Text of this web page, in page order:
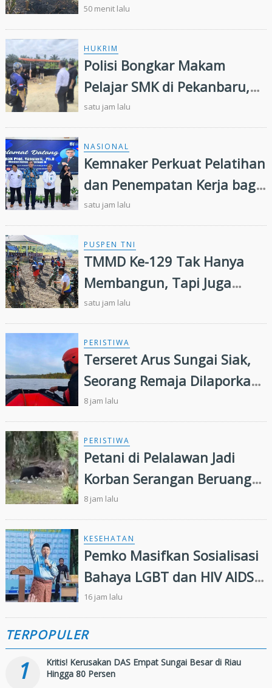
Manggala Agni Jalan Kaki
Hingga Dua Kilometer
50 menit lalu
HUKRIM
Polisi Bongkar Makam
Pelajar SMK di Pekanbaru,
Ungkap Penyebab Kematian
satu jam lalu
NASIONAL
Kemnaker Perkuat Pelatihan
dan Penempatan Kerja bagi
Penyandang Disabilitas
satu jam lalu
PUSPEN TNI
TMMD Ke-129 Tak Hanya
Membangun, Tapi Juga
Menanam Harapan Melalui
Ketahanan Pangan
satu jam lalu
PERISTIWA
Terseret Arus Sungai Siak,
Seorang Remaja Dilaporkan
Hilang Tenggelam
8 jam lalu
PERISTIWA
Petani di Pelalawan Jadi
Korban Serangan Beruang
Liar
8 jam lalu
KESEHATAN
Pemko Masifkan Sosialisasi
Bahaya LGBT dan HIV AIDS
Bagi Siswa di Pekanbaru
16 jam lalu
TERPOPULER
1
Kritis! Kerusakan DAS Empat Sungai Besar di Riau
Hingga 80 Persen